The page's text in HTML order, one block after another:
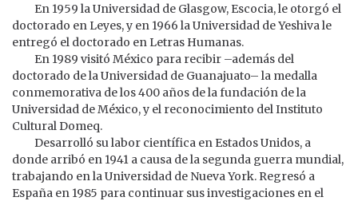
En 1959 la Universidad de Glasgow, Escocia, le otorgó el
doctorado en Leyes, y en 1966 la Universidad de Yeshiva le
entregó el doctorado en Letras Humanas.
En 1989 visitó México para recibir –además del
doctorado de la Universidad de Guanajuato– la medalla
conmemorativa de los 400 años de la fundación de la
Universidad de México, y el reconocimiento del Instituto
Cultural Domeq.
Desarrolló su labor científica en Estados Unidos, a
donde arribó en 1941 a causa de la segunda guerra mundial,
trabajando en la Universidad de Nueva York. Regresó a
España en 1985 para continuar sus investigaciones en el